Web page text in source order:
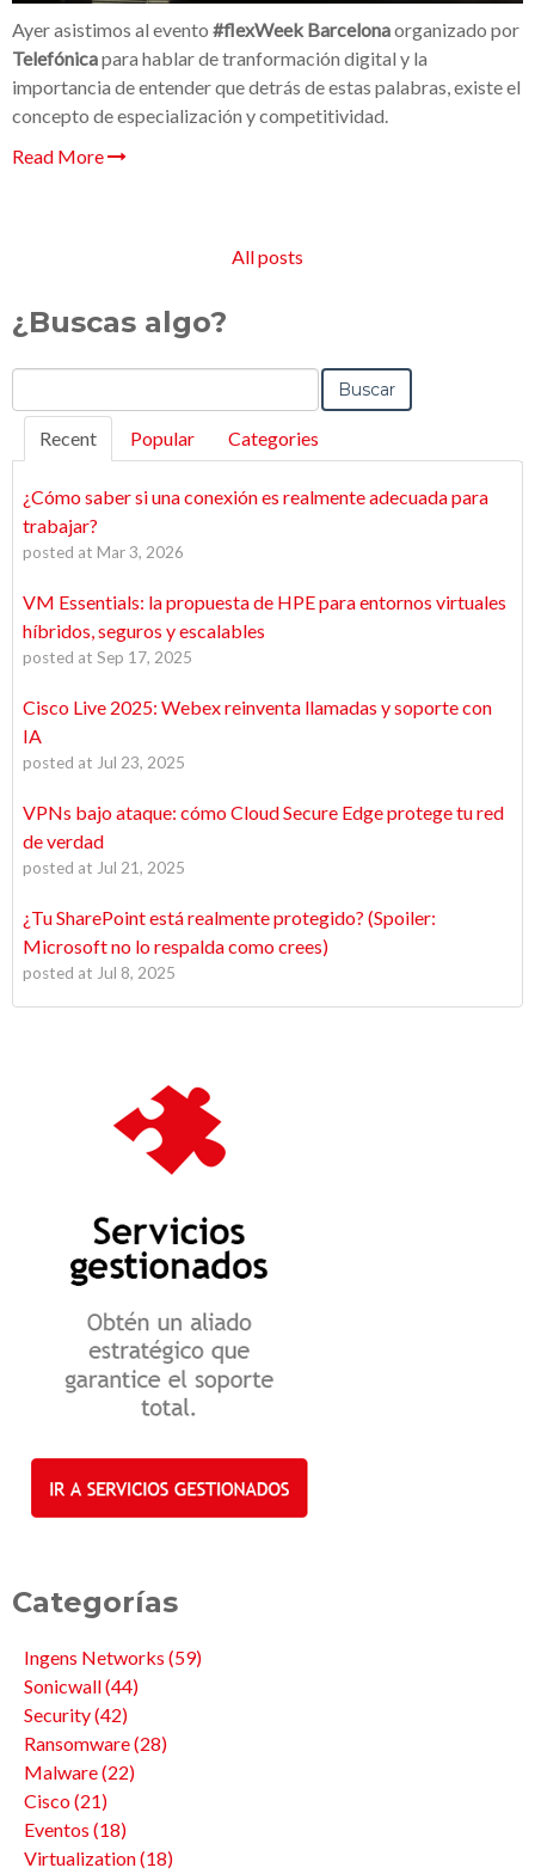
Ayer asistimos al evento #flexWeek Barcelonaorganizado por
Telefónicapara hablar de tranformación digital y la
importancia de entender que detrás de estas palabras, existe el
concepto de especialización y competitividad.
Read More
All posts
¿Buscas algo?
Buscar
Recent Popular Categories
¿Cómo saber si una conexión es realmente adecuada para
trabajar?
posted at Mar 3, 2026
VM Essentials: la propuesta de HPE para entornos virtuales
híbridos, seguros y escalables
posted at Sep 17, 2025
Cisco Live 2025: Webex reinventa llamadas y soporte con
IA
posted at Jul 23, 2025
VPNs bajo ataque: cómo Cloud Secure Edge protege tu red
de verdad
posted at Jul 21, 2025
¿Tu SharePoint está realmente protegido? (Spoiler:
Microsoft no lo respalda como crees)
posted at Jul 8, 2025
Categorías
Ingens Networks (59)
Sonicwall(44)
Security(42)
Ransomware(28)
Malware(22)
Cisco(21)
Eventos (18)
Virtualization(18)